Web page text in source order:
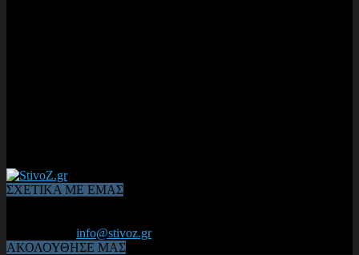
ΣΧΕΤΙΚΑ ΜΕ ΕΜΑΣ
info@stivoz.gr
ΑΚΟΛΟΥΘΗΣΕ ΜΑΣ